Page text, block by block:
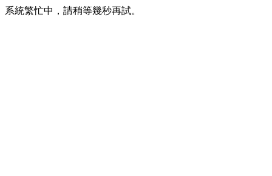
系統繁忙中，請稍等幾秒再試。